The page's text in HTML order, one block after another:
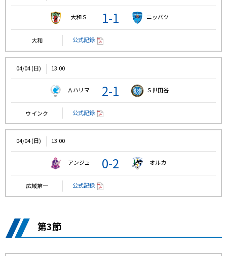
大和Ｓ 1-1 ニッパツ
大和 公式記録
04/04 (日) 13:00
Ａハリマ 2-1 Ｓ世田谷
ウインク 公式記録
04/04 (日) 13:00
アンジュ 0-2 オルカ
広域第一 公式記録
第3節